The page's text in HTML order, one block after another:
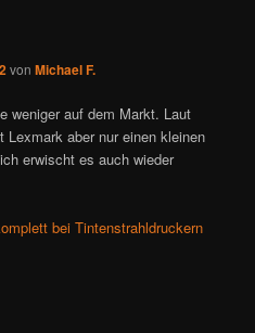
vonMichael F.
weniger auf dem Markt. Laut
Lexmark aber nur einen kleinen
erwischt es auch wieder
bei Tintenstrahldruckern